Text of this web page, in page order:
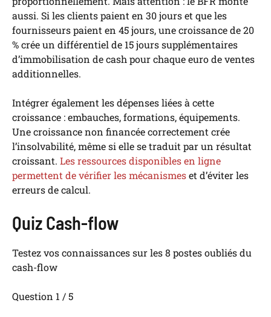
aussi. Si les clients paient en 30 jours et que les
fournisseurs paient en 45 jours, une croissance de 20
% crée un différentiel de 15 jours supplémentaires
d’immobilisation de cash pour chaque euro de ventes
additionnelles.
Intégrer également les dépenses liées à cette
croissance : embauches, formations, équipements.
Une croissance non financée correctement crée
l’insolvabilité, même si elle se traduit par un résultat
croissant. Les ressources disponibles en ligne
permettent de vérifier les mécanismeset d’éviter les
erreurs de calcul.
Quiz Cash-flow
Testez vos connaissances sur les 8 postes oubliés du
cash-flow
Question 1 / 5